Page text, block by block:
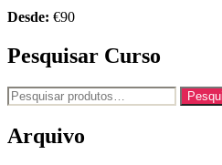
Desde: €90
Pesquisar Curso
Pesquisar
por:
Arquivo